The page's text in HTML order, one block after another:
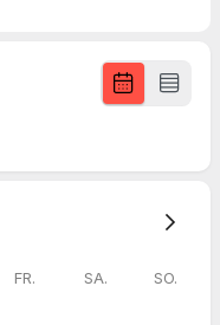
FR. SA. SO.